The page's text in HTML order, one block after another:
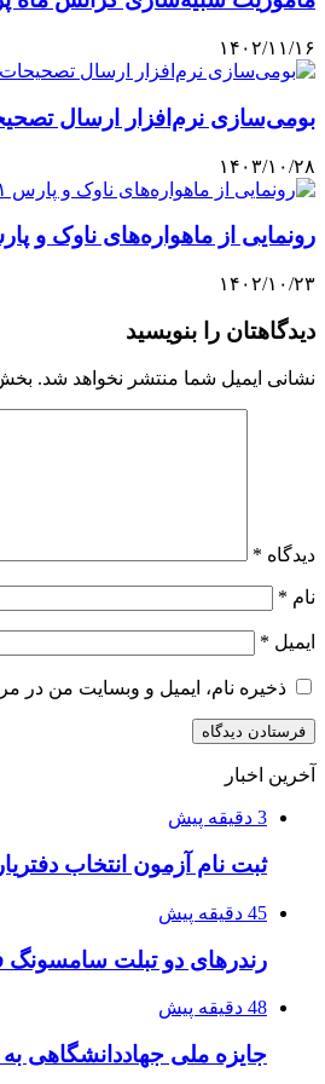
۱۴۰۲/۱۱/۱۶
بومی‌سازی نرم‌افزار ارسال
۱۴۰۳/۱۰/۲۸
رونمایی از ماهواره‌های ناوک و پارس ۱ و ۲ در دهه‌ فجر/پرتاب منظومه شهید سلیمانی از
۱۴۰۲/۱۰/۲۳
دیدگاهتان را بنویسید
نشانی ایمیل شما منتشر نخواهد شد.
دیدگاه *
نام *
ایمیل *
ذخیره نام، ایمیل و وبسایت من در
آخرین اخبار
3 دقیقه پیش
ثبت نام آزمون انتخاب دفتریاری
45 دقیقه پیش
رندرهای دو تبلت
48 دقیقه پیش
جایزه ملی جهاددانشگاهی به